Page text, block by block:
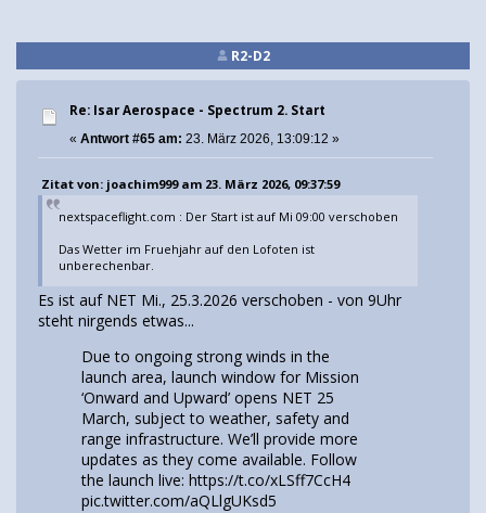
R2-D2
Re: Isar Aerospace - Spectrum 2. Start
« Antwort #65 am: 23. März 2026, 13:09:12 »
Zitat von: joachim999 am 23. März 2026, 09:37:59
nextspaceflight.com : Der Start ist auf Mi 09:00 verschoben
Das Wetter im Fruehjahr auf den Lofoten ist
unberechenbar.
Es ist auf NET Mi., 25.3.2026 verschoben - von 9Uhr
steht nirgends etwas...
Due to ongoing strong winds in the
launch area, launch window for Mission
‘Onward and Upward’ opens NET 25
March, subject to weather, safety and
range infrastructure. We’ll provide more
updates as they come available. Follow
the launch live: https://t.co/xLSff7CcH4
pic.twitter.com/aQLlgUKsd5